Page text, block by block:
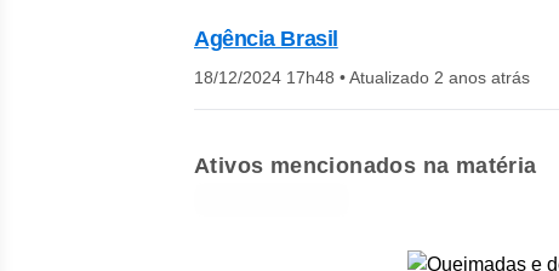
Agência Brasil
18/12/2024 17h48 •Atualizado 2 anos atrás
Ativos mencionados na matéria